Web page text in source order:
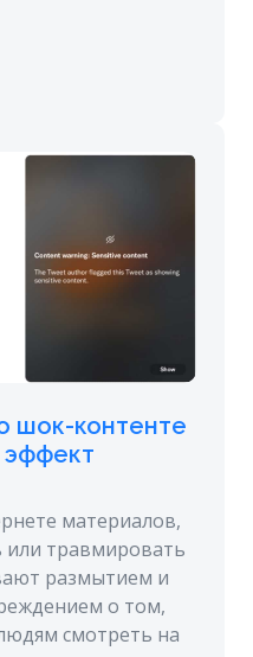
шок-контенте
эффект
материалов,
травмировать
размытием и
о том,
смотреть на